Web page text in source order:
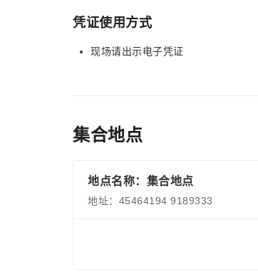
凭证使用方式
现场请出示电子凭证
集合地点
地点名称：集合地点
地址：45464194 9189333